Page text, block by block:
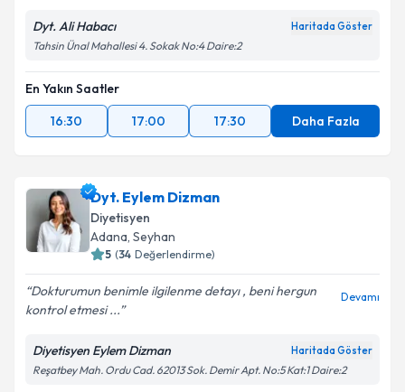
Dyt. Ali Habacı Haritada Göster
Tahsin Ünal Mahallesi 4. Sokak No:4 Daire:2
En Yakın Saatler
16:30
17:00 17:30 Daha Fazla
Dyt. Eylem Dizman
Diyetisyen
Adana, Seyhan
5 (34 Değerlendirme)
Dokturumun benimle ilgilenme detayı , beni hergun
kontrol etmesi ...
Devamı
Diyetisyen Eylem Dizman Haritada Göster
Reşatbey Mah. Ordu Cad. 62013 Sok. Demir Apt. No:5 Kat:1 Daire:2